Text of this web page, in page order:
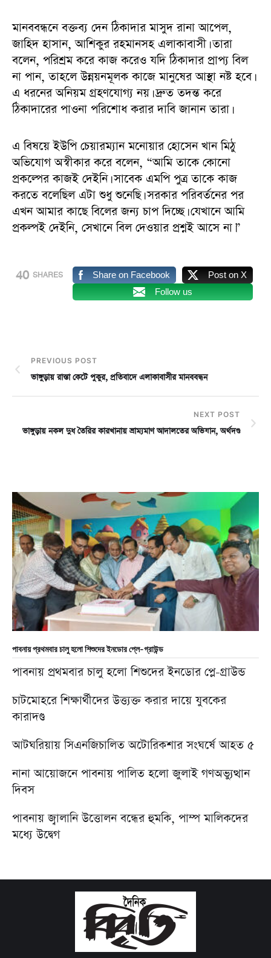
মানববন্ধনে বক্তব্য দেন ঠিকাদার মাসুদ রানা আপেল,
জাহিদ হাসান, আশিকুর রহমানসহ এলাকাবাসী। তারা
বলেন, পরিশ্রম করে কাজ করেও যদি ঠিকাদার প্রাপ্য বিল
না পান, তাহলে উন্নয়নমূলক কাজে মানুষের আস্থা নষ্ট হবে।
এ ধরনের অনিয়ম গ্রহণযোগ্য নয়। দ্রুত তদন্ত করে
ঠিকাদারের পাওনা পরিশোধ করার দাবি জানান তারা।
এ বিষয়ে ইউপি চেয়ারম্যান মনোয়ার হোসেন খান মিঠু
অভিযোগ অস্বীকার করে বলেন, “আমি তাকে কোনো
প্রকল্পের কাজই দেইনি। সাবেক এমপি পুত্র তাকে কাজ
করতে বলেছিল এটা শুধু শুনেছি। সরকার পরিবর্তনের পর
এখন আমার কাছে বিলের জন্য চাপ দিচ্ছে। যেখানে আমি
প্রকল্পই দেইনি, সেখানে বিল দেওয়ার প্রশ্নই আসে না।”
40 SHARES Share on Facebook
Post on X
Follow us
PREVIOUS POST
ভাঙ্গুড়ায় রাস্তা কেটে পুকুর, প্রতিবাদে এলাকাবাসীর মানববন্ধন
NEXT POST
ভাঙ্গুড়ায় নকল দুধ তৈরির কারখানায় ভ্রাম্যমাণ আদালতের অভিযান, অর্থদণ্ড
পাবনায় প্রথমবার চালু হলো শিশুদের ইনডোর প্লে-গ্রাউন্ড
পাবনায় প্রথমবার চালু হলো শিশুদের ইনডোর প্লে-গ্রাউন্ড
চাটমোহরে শিক্ষার্থীদের উত্ত্যক্ত করার দায়ে যুবকের
কারাদণ্ড
আটঘরিয়ায় সিএনজিচালিত অটোরিকশার সংঘর্ষে আহত ৫
নানা আয়োজনে পাবনায় পালিত হলো জুলাই গণঅভ্যুত্থান
দিবস
পাবনায় জ্বালানি উত্তোলন বন্ধের হুমকি, পাম্প মালিকদের
মধ্যে উদ্বেগ